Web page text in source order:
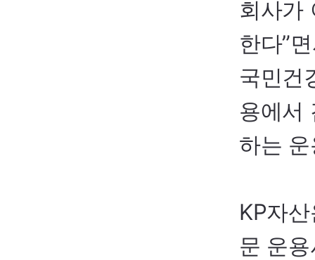
회사가
한다”
국민건
용에서
하는
KP자
문 운